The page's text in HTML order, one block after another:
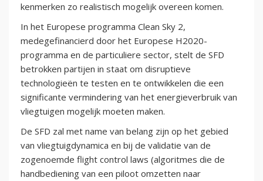
kenmerken zo realistisch mogelijk overeen komen.
In het Europese programma Clean Sky 2,
medegefinancierd door het Europese H2020-
programma en de particuliere sector, stelt de SFD
betrokken partijen in staat om disruptieve
technologieën te testen en te ontwikkelen die een
significante vermindering van het energieverbruik van
vliegtuigen mogelijk moeten maken.
De SFD zal met name van belang zijn op het gebied
van vliegtuigdynamica en bij de validatie van de
zogenoemde flight control laws (algoritmes die de
handbediening van een piloot omzetten naar